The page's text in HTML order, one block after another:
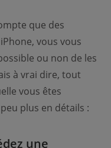
que des
vous vous
ou non de les
à vrai dire, tout
vous êtes
plus en détails :
une